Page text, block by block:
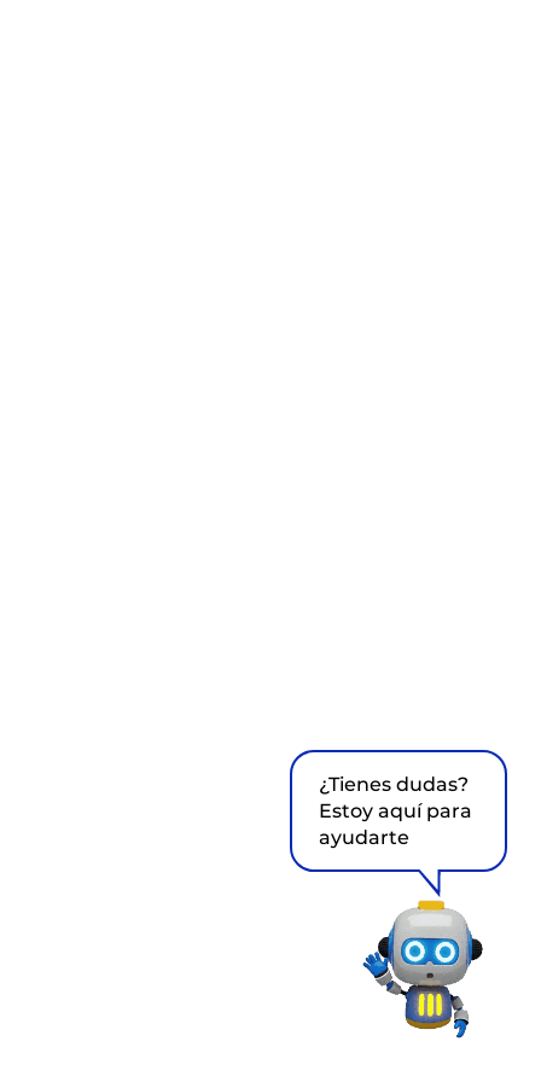
¿Tienes dudas?
Estoy aquí para
ayudarte